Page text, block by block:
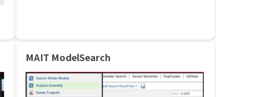
MAIT ModelSearch